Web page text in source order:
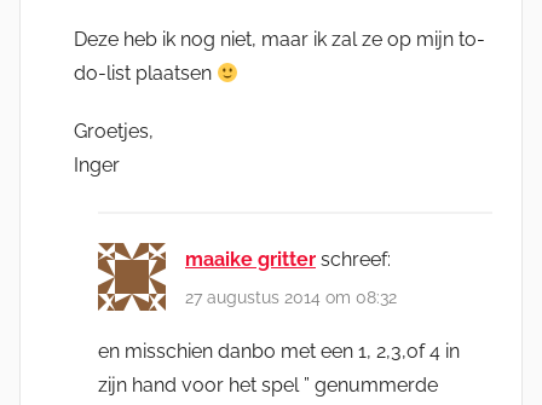
Deze heb ik nog niet, maar ik zal ze op mijn to-
do-list plaatsen
Groetjes,
Inger
maaike gritter schreef:
27 augustus 2014 om 08:32
en misschien danbo met een 1, 2,3,of 4 in
zijn hand voor het spel ” genummerde